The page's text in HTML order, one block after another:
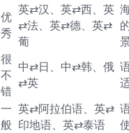
优
秀
英⇄汉、英⇄西、英
⇄法、英⇄德、英⇄
葡
很
不
错
中⇄日、中⇄韩、俄
⇄英
一
般
英⇄阿拉伯语、英⇄
印地语、英⇄泰语